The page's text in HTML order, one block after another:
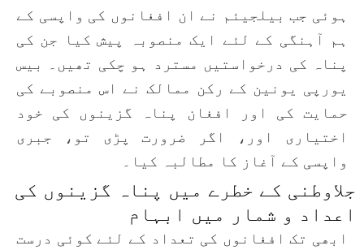
ہوئی جب بیلجیئم نے ان افغانوں کی واپسی کے
ہم آہنگی کے لئے ایک منصوبہ پیش کیا جن کی
پناہ کی درخواستیں مسترد ہو چکی تھیں۔ بیس
یورپی یونین کے رکن ممالک نے اس منصوبے کی
حمایت کی اور افغان پناہ گزینوں کی خود
اختیاری اور، اگر ضرورت پڑی تو، جبری
واپسی کے آغاز کا مطالبہ کیا۔
جلاوطنی کے خطرے میں پناہ گزینوں کی
اعداد و شمار میں ابہام
ابھی تک افغانوں کی تعداد کے لئے کوئی درست